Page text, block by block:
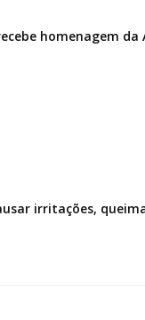
homenagem da
irritações,